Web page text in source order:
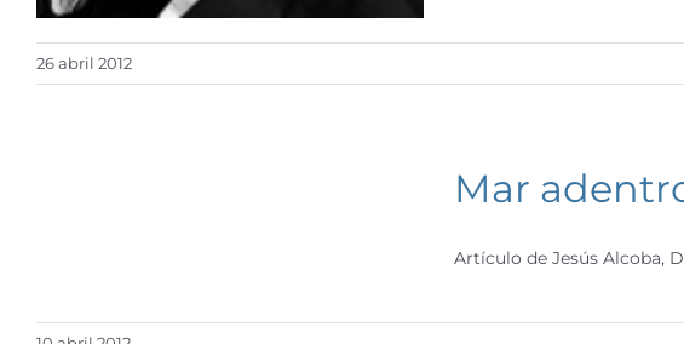
26 abril 2012
Mar
Artículo de Jesús Alcoba,